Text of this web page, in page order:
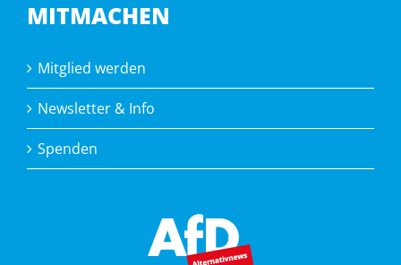
MITMACHEN
Mitglied werden
Newsletter & Info
Spenden